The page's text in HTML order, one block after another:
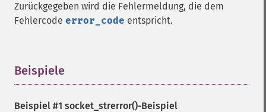
Zurückgegeben wird die Fehlermeldung, die dem
Fehlercode error_code entspricht.
Beispiele
Beispiel #1 socket_strerror()-Beispiel